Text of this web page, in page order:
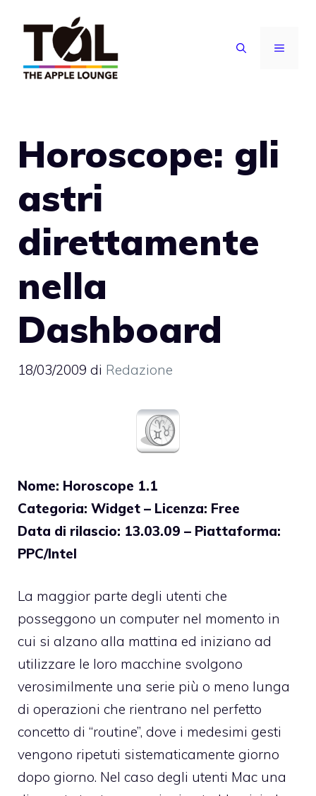
contenuto
MENU
Horoscope: gli
astri
direttamente
nella
Dashboard
18/03/2009 di Redazione
Nome: Horoscope 1.1
Categoria: Widget – Licenza: Free
Data di rilascio: 13.03.09 – Piattaforma:
PPC/Intel
La maggior parte degli utenti che
posseggono un computer nel momento in
cui si alzano alla mattina ed iniziano ad
utilizzare le loro macchine svolgono
verosimilmente una serie più o meno lunga
di operazioni che rientrano nel perfetto
concetto di “routine”, dove i medesimi gesti
vengono ripetuti sistematicamente giorno
dopo giorno. Nel caso degli utenti Mac una